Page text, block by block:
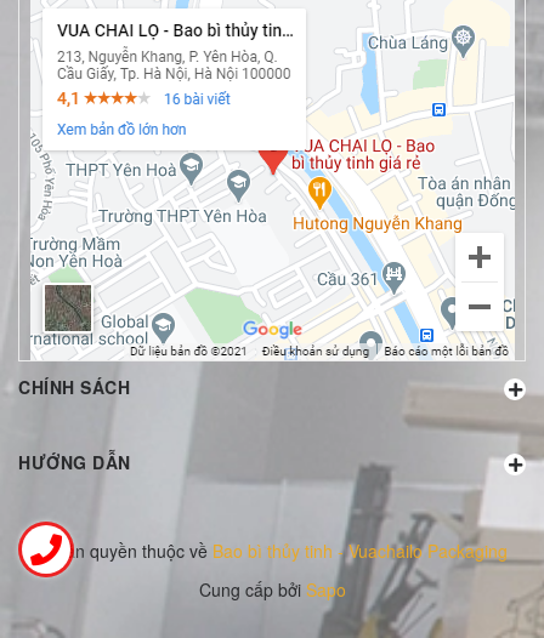
CHÍNH SÁCH
HƯỚNG DẪN
© Bản quyền thuộc về Bao bì thủy tinh - Vuachailo Packaging
Cung cấp bởi Sapo